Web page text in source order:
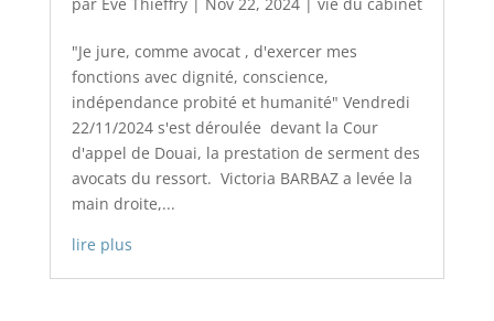
par Ève Thieffry| Nov 22, 2024| vie du cabinet
"Je jure, comme avocat , d'exercer mes
fonctions avec dignité, conscience,
indépendance probité et humanité" Vendredi
22/11/2024 s'est déroulée devant la Cour
d'appel de Douai, la prestation de serment des
avocats du ressort. Victoria BARBAZ a levée la
main droite,...
lire plus